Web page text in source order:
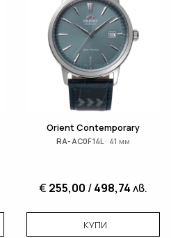
Orient Contemporary
RA-AC0F14L · 41 мм
€ 255,00 /498,74лв.
КУПИ